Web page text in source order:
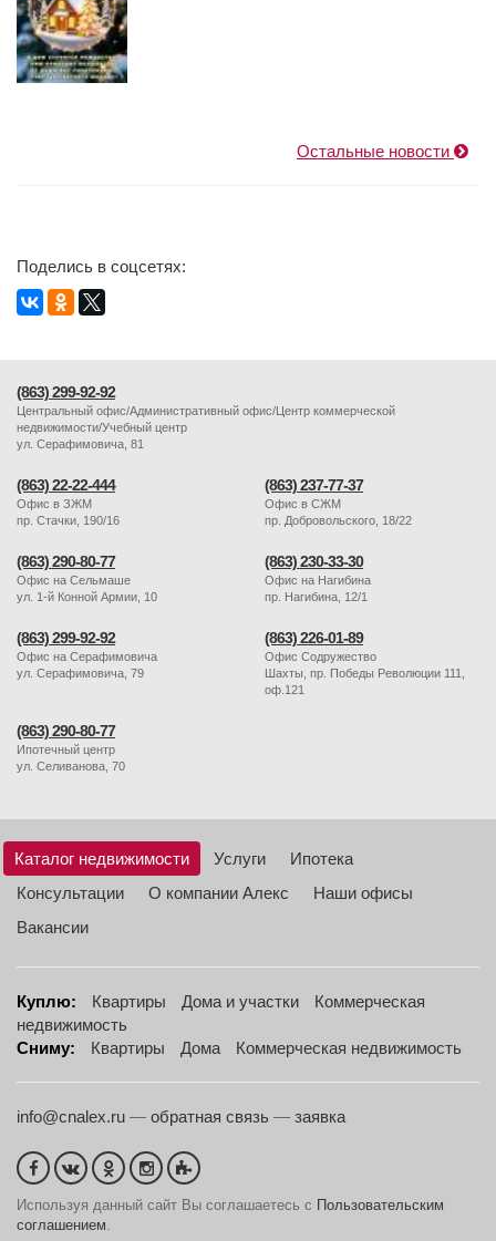
Остальные новости
Поделись в соцсетях:
(863) 299-92-92
Центральный офис/Административный офис/Центр коммерческой
недвижимости/Учебный центр
ул. Серафимовича, 81
(863) 22-22-444
Офис в ЗЖМ
пр. Стачки, 190/16
(863) 237-77-37
Офис в СЖМ
пр. Добровольского, 18/22
(863) 290-80-77
Офис на Сельмаше
ул. 1-й Конной Армии, 10
(863) 230-33-30
Офис на Нагибина
пр. Нагибина, 12/1
(863) 299-92-92
Офис на Серафимовича
ул. Серафимовича, 79
(863) 226-01-89
Офис Содружество
Шахты, пр. Победы Революции 111,
оф.121
(863) 290-80-77
Ипотечный центр
ул. Селиванова, 70
Каталог недвижимости Услуги
Ипотека
Консультации
О компании Алекс
Наши офисы
Вакансии
Куплю: Квартиры Дома и участки
Коммерческая
недвижимость
Сниму:
Квартиры Дома Коммерческая недвижимость
info@cnalex.ru — обратная связь — заявка
Используя данный сайт Вы соглашаетесь с Пользовательским
соглашением.